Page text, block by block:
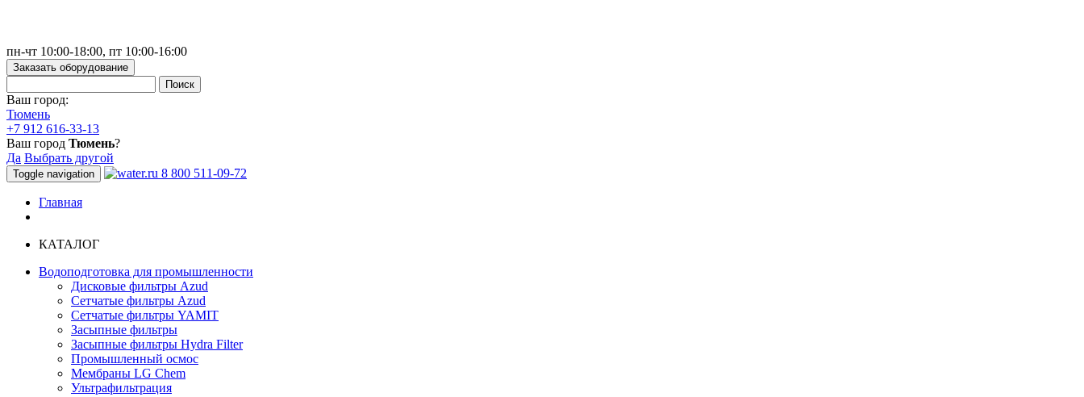
пн-чт 10:00-18:00, пт 10:00-16:00
Заказать оборудование
Ваш город:
Тюмень
+7 912 616-33-13
Ваш город Тюмень?
Да Выбрать другой
Toggle navigation 8 800 511-09-72
Главная
КАТАЛОГ
Водоподготовка для промышленности
Дисковые фильтры Azud
Сетчатые фильтры Azud
Сетчатые фильтры YAMIT
Засыпные фильтры
Засыпные фильтры Hydra Filter
Промышленный осмос
Мембраны LG Chem
Ультрафильтрация